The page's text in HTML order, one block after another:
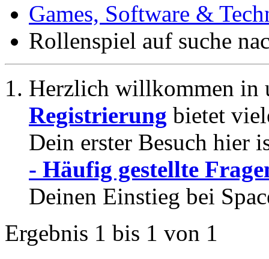
Games, Software &
Rollenspiel auf suche
Herzlich willkommen in
Registrierung bietet
Dein erster Besuch hier
- Häufig gestellte
Deinen Einstieg bei
Ergebnis 1 bis 1 von 1